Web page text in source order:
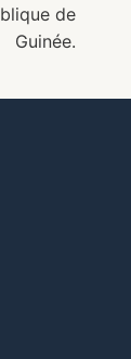
de
Guinée.